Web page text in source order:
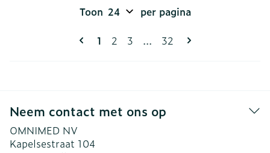
Pagina's
U lees momenteel pagina
1 Pagina
2 Pagina
3 ... Pagina
32
Toon per pagina
Neem contact met ons op
OMNIMED NV
Kapelsestraat 104